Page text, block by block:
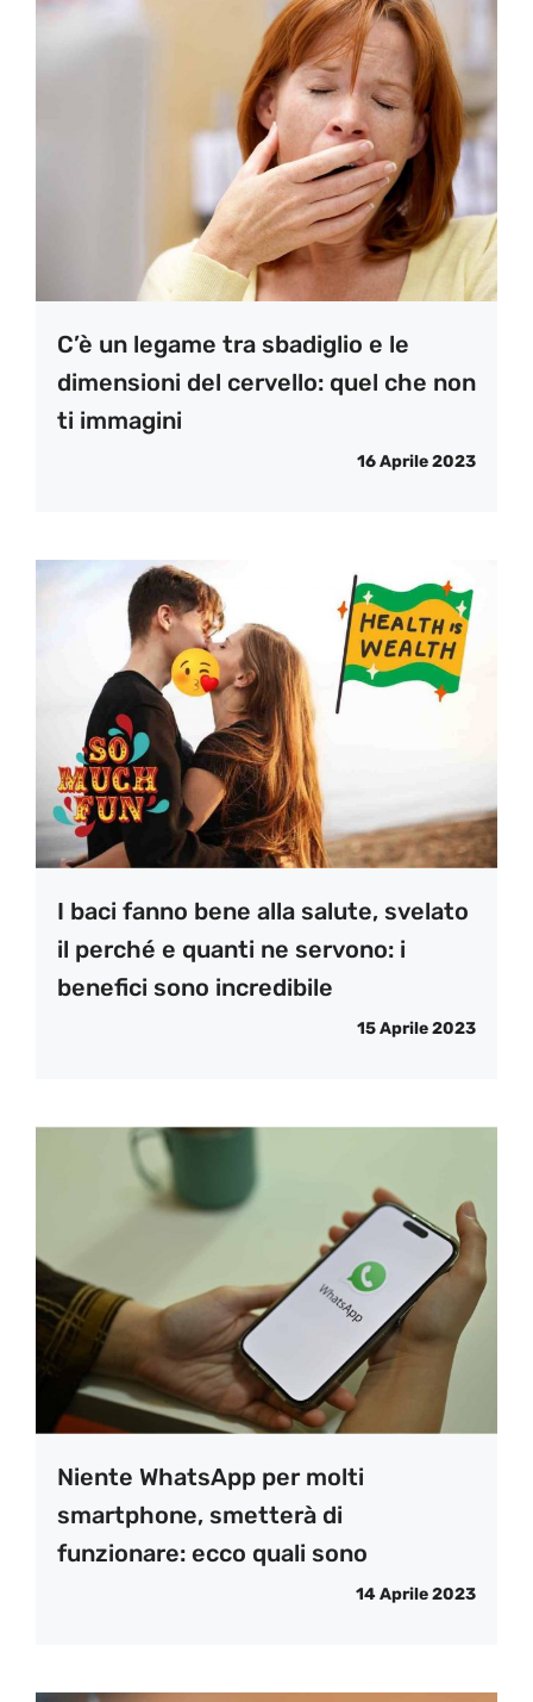
C’è un legame tra sbadiglio e le
dimensioni del cervello: quel che non
ti immagini
16 Aprile 2023
I baci fanno bene alla salute, svelato
il perché e quanti ne servono: i
benefici sono incredibile
15 Aprile 2023
Niente WhatsApp per molti
smartphone, smetterà di
funzionare: ecco quali sono
14 Aprile 2023